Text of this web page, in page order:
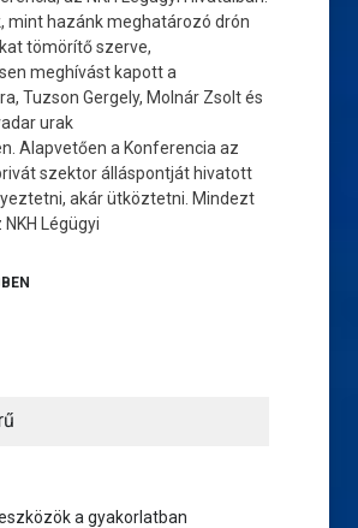
mint hazánk meghatározó drón
tömörítő szerve,
meghívást kapott a
Tuzson Gergely, Molnár Zsolt és
urak
Alapvetően a Konferencia az
szektor álláspontját hivatott
akár ütköztetni. Mindezt
Légügyi
a gyakorlatban